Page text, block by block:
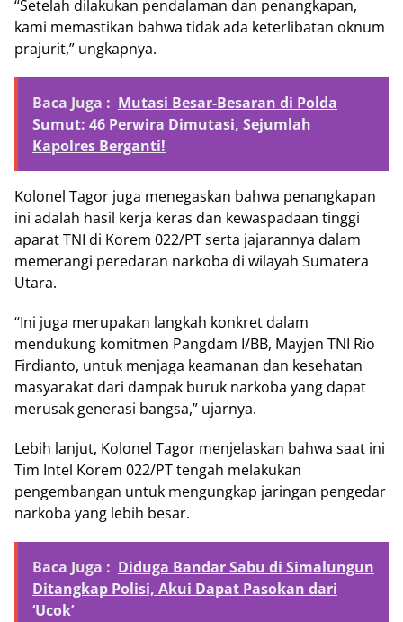
“Setelah dilakukan pendalaman dan penangkapan,
kami memastikan bahwa tidak ada keterlibatan oknum
prajurit,” ungkapnya.
Baca Juga : Mutasi Besar-Besaran di Polda
Sumut: 46 Perwira Dimutasi, Sejumlah
Kapolres Berganti!
Kolonel Tagor juga menegaskan bahwa penangkapan
ini adalah hasil kerja keras dan kewaspadaan tinggi
aparat TNI di Korem 022/PT serta jajarannya dalam
memerangi peredaran narkoba di wilayah Sumatera
Utara.
“Ini juga merupakan langkah konkret dalam
mendukung komitmen Pangdam I/BB, Mayjen TNI Rio
Firdianto, untuk menjaga keamanan dan kesehatan
masyarakat dari dampak buruk narkoba yang dapat
merusak generasi bangsa,” ujarnya.
Lebih lanjut, Kolonel Tagor menjelaskan bahwa saat ini
Tim Intel Korem 022/PT tengah melakukan
pengembangan untuk mengungkap jaringan pengedar
narkoba yang lebih besar.
Baca Juga : Diduga Bandar Sabu di Simalungun
Ditangkap Polisi, Akui Dapat Pasokan dari
‘Ucok’